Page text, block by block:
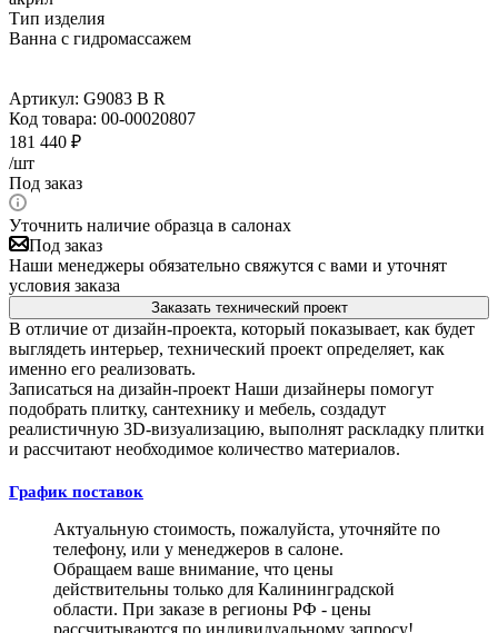
Тип изделия
Ванна с гидромассажем
Артикул: G9083 B R
Код товара: 00-00020807
181 440 ₽
/шт
Под заказ
Уточнить наличие образца в салонах
Под заказ
Наши менеджеры обязательно свяжутся с вами и уточнят
условия заказа
Заказать технический проект
В отличие от дизайн-проекта, который показывает, как будет
выглядеть интерьер, технический проект определяет, как
именно его реализовать.
Записаться на дизайн-проект Наши дизайнеры помогут
подобрать плитку, сантехнику и мебель, создадут
реалистичную 3D-визуализацию, выполнят раскладку плитки
и рассчитают необходимое количество материалов.
График поставок
Актуальную стоимость, пожалуйста, уточняйте по
телефону, или у менеджеров в салоне.
Обращаем ваше внимание, что цены
действительны только для Калининградской
области. При заказе в регионы РФ - цены
рассчитываются по индивидуальному запросу!